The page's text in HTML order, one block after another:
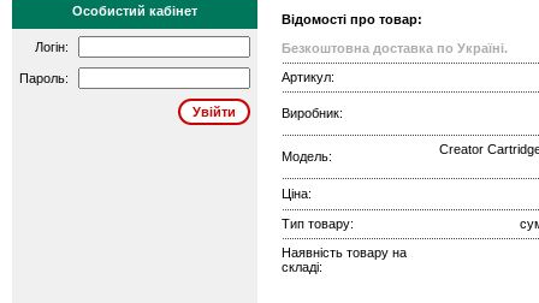
Особистий кабінет
Логін:
Пароль:
Відомості про товар:
Безкоштовна доставка по Україні.
Артикул:
Виробник:
Модель: Creator
Ціна:
Тип товару:
Наявність товару на
складі: